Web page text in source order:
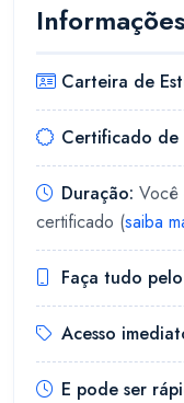
Carteira de
Certificado de
Duração:
certificado (saiba
Faça tudo
Acesso
E pode ser